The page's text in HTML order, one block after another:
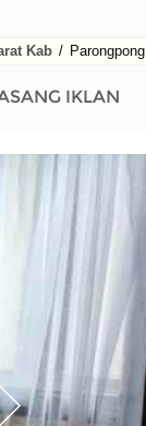
Kab / Parongpong
IKLAN